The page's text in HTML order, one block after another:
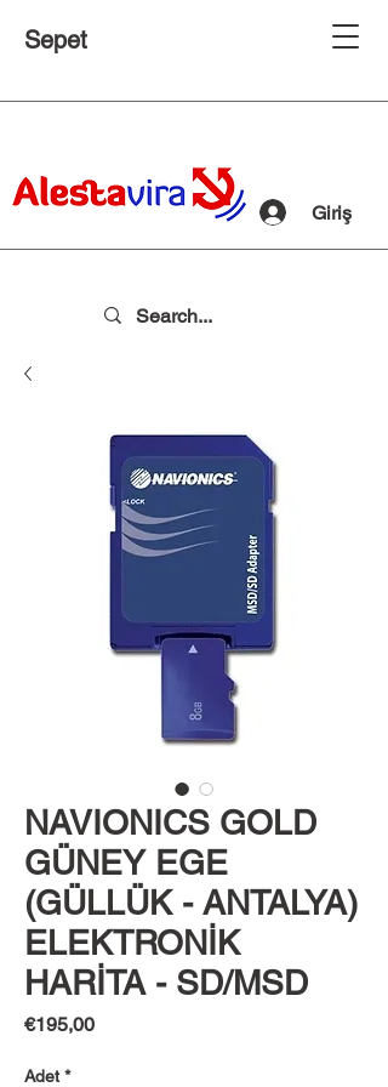
Sepet
Giriş
NAVIONICS GOLD
GÜNEY EGE
(GÜLLÜK - ANTALYA)
ELEKTRONİK
HARİTA - SD/MSD
€195,00Fiyat
Adet *